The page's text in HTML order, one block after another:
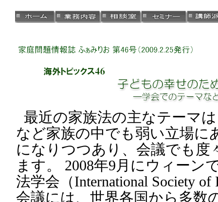
最近の家族法の主なテーマ
など家族の中でも弱い立場に
になりつつあり、会議でも度
ます。 2008年9月にウィーン
法学会（International Society
会議には、世界各国から多数